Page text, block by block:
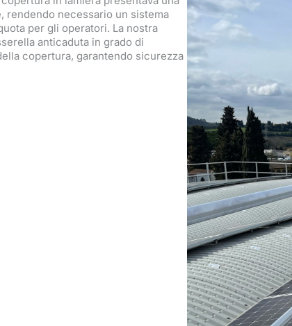
necessario un sistema
per gli operatori. La nostra
anticaduta in grado di
copertura, garantendo sicurezza